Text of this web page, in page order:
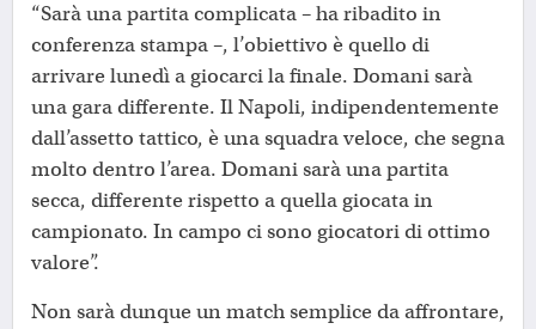
“Sarà una partita complicata – ha ribadito in
conferenza stampa –, l’obiettivo è quello di
arrivare lunedì a giocarci la finale. Domani sarà
una gara differente. Il Napoli, indipendentemente
dall’assetto tattico, è una squadra veloce, che segna
molto dentro l’area. Domani sarà una partita
secca, differente rispetto a quella giocata in
campionato. In campo ci sono giocatori di ottimo
valore”.
Non sarà dunque un match semplice da affrontare,